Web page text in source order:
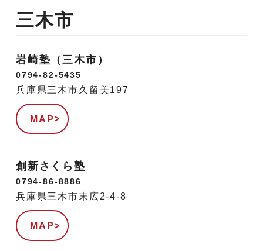
三木市
岩崎塾（三木市）
0794-82-5435
兵庫県三木市久留美197
MAP
創新さくら塾
0794-86-8886
兵庫県三木市末広2-4-8
MAP